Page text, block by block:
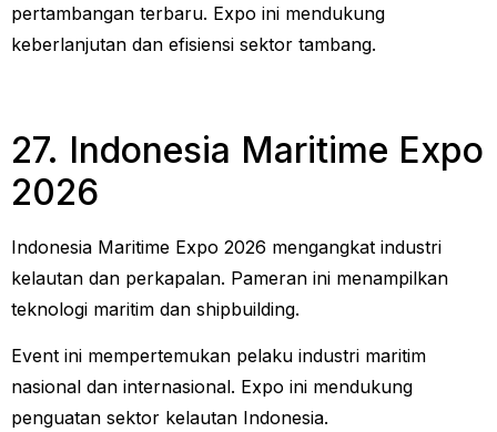
pertambangan terbaru. Expo ini mendukung
keberlanjutan dan efisiensi sektor tambang.
27. Indonesia Maritime Expo
2026
Indonesia Maritime Expo 2026 mengangkat industri
kelautan dan perkapalan. Pameran ini menampilkan
teknologi maritim dan shipbuilding.
Event ini mempertemukan pelaku industri maritim
nasional dan internasional. Expo ini mendukung
penguatan sektor kelautan Indonesia.